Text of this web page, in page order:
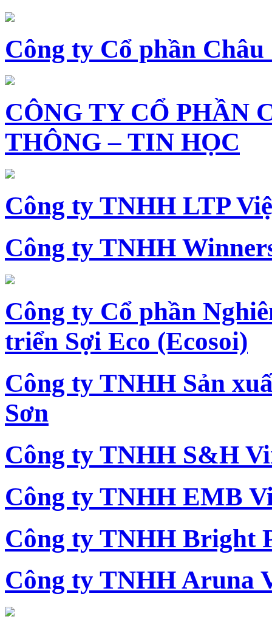
Công ty Cổ phần Châu
CÔNG TY CỔ PHẦN
THÔNG – TIN HỌC
Công ty TNHH LTP
Công ty TNHH
Công ty Cổ phần
triển Sợi Eco (Ecosoi)
Công ty TNHH Sản
Sơn
Công ty TNHH S&H
Công ty TNHH EMB
Công ty TNHH Bright
Công ty TNHH Aruna